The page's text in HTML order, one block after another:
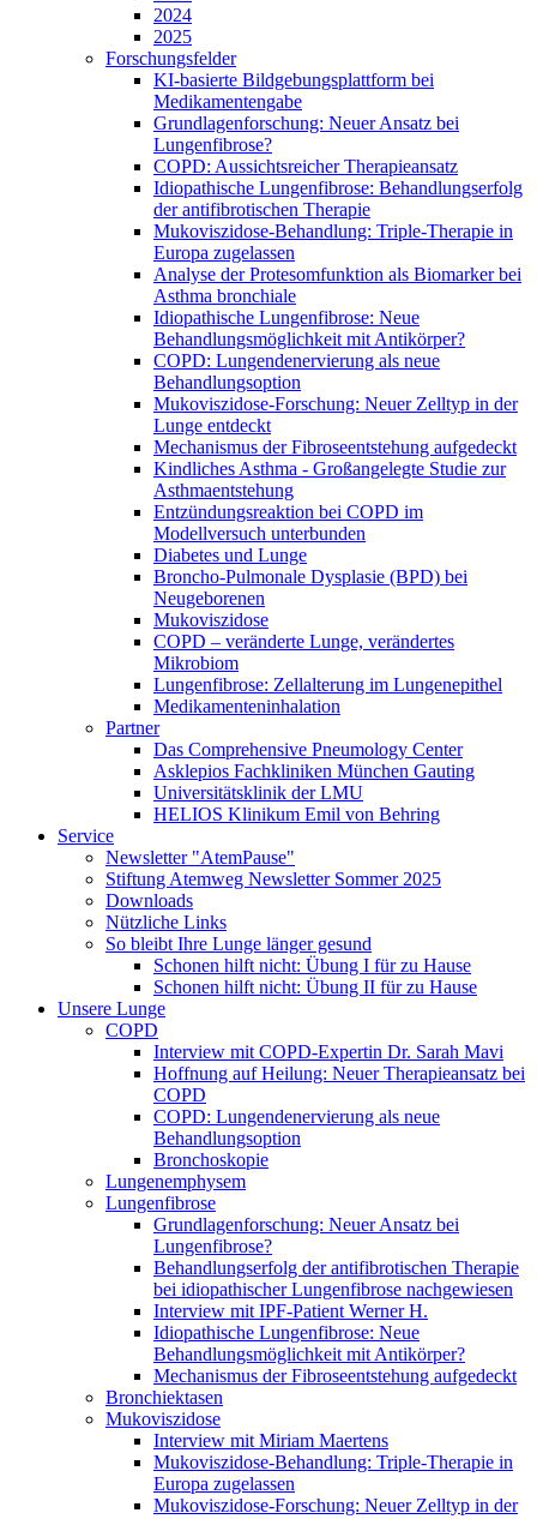
2024
2025
Forschungsfelder
KI-basierte Bildgebungsplattform bei
Medikamentengabe
Grundlagenforschung: Neuer Ansatz bei
Lungenfibrose?
COPD: Aussichtsreicher Therapieansatz
Idiopathische Lungenfibrose: Behandlungserfolg
der antifibrotischen Therapie
Mukoviszidose-Behandlung: Triple-Therapie in
Europa zugelassen
Analyse der Protesomfunktion als Biomarker bei
Asthma bronchiale
Idiopathische Lungenfibrose: Neue
Behandlungsmöglichkeit mit Antikörper?
COPD: Lungendenervierung als neue
Behandlungsoption
Mukoviszidose-Forschung: Neuer Zelltyp in der
Lunge entdeckt
Mechanismus der Fibroseentstehung aufgedeckt
Kindliches Asthma - Großangelegte Studie zur
Asthmaentstehung
Entzündungsreaktion bei COPD im
Modellversuch unterbunden
Diabetes und Lunge
Broncho-Pulmonale Dysplasie (BPD) bei
Neugeborenen
Mukoviszidose
COPD – veränderte Lunge, verändertes
Mikrobiom
Lungenfibrose: Zellalterung im Lungenepithel
Medikamenteninhalation
Partner
Das Comprehensive Pneumology Center
Asklepios Fachkliniken München Gauting
Universitätsklinik der LMU
HELIOS Klinikum Emil von Behring
Service
Newsletter "AtemPause"
Stiftung Atemweg Newsletter Sommer 2025
Downloads
Nützliche Links
So bleibt Ihre Lunge länger gesund
Schonen hilft nicht: Übung I für zu Hause
Schonen hilft nicht: Übung II für zu Hause
Unsere Lunge
COPD
Interview mit COPD-Expertin Dr. Sarah Mavi
Hoffnung auf Heilung: Neuer Therapieansatz bei
COPD
COPD: Lungendenervierung als neue
Behandlungsoption
Bronchoskopie
Lungenemphysem
Lungenfibrose
Grundlagenforschung: Neuer Ansatz bei
Lungenfibrose?
Behandlungserfolg der antifibrotischen Therapie
bei idiopathischer Lungenfibrose nachgewiesen
Interview mit IPF-Patient Werner H.
Idiopathische Lungenfibrose: Neue
Behandlungsmöglichkeit mit Antikörper?
Mechanismus der Fibroseentstehung aufgedeckt
Bronchiektasen
Mukoviszidose
Interview mit Miriam Maertens
Mukoviszidose-Behandlung: Triple-Therapie in
Europa zugelassen
Mukoviszidose-Forschung: Neuer Zelltyp in der